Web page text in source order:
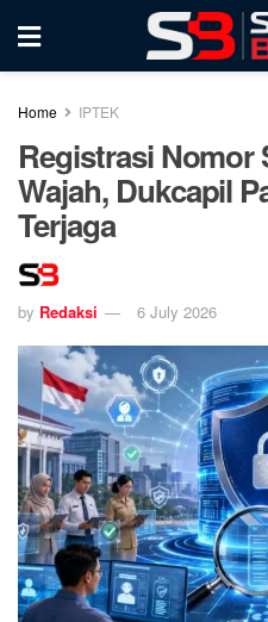
Home IPTEK
Registrasi Nomor
Wajah, Dukcapil
Terjaga
by Redaksi 6 July 2026